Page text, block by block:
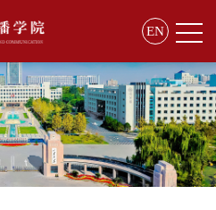
EN